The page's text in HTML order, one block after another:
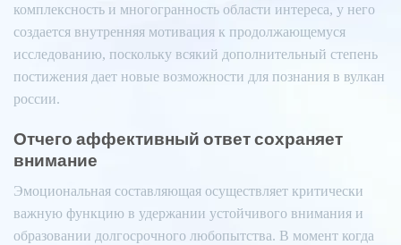
комплексность и многогранность области интереса, у него
создается внутренняя мотивация к продолжающемуся
исследованию, поскольку всякий дополнительный степень
постижения дает новые возможности для познания в вулкан
россии.
Отчего аффективный ответ сохраняет
внимание
Эмоциональная составляющая осуществляет критически
важную функцию в удержании устойчивого внимания и
образовании долгосрочного любопытства. В момент когда